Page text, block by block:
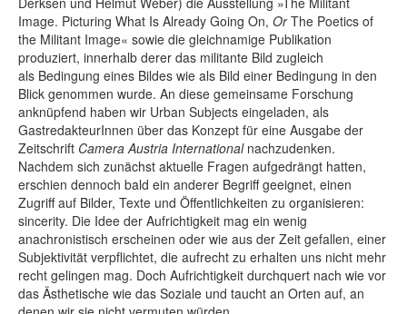
Image. Picturing What Is Already Going On, OrThe Poetics of
the Militant Image« sowie die gleichnamige Publikation
produziert, innerhalb derer das militante Bild zugleich
als Bedingung eines Bildes wie als Bild einer Bedingung in den
Blick genommen wurde. An diese gemeinsame Forschung
anknüpfend haben wir Urban Subjects eingeladen, als
GastredakteurInnen über das Konzept für eine Ausgabe der
Zeitschrift Camera Austria Internationalnachzudenken.
Nachdem sich zunächst aktuelle Fragen aufgedrängt hatten,
erschien dennoch bald ein anderer Begriff geeignet, einen
Zugriff auf Bilder, Texte und Öffentlichkeiten zu organisieren:
sincerity. Die Idee der Aufrichtigkeit mag ein wenig
anachronistisch erscheinen oder wie aus der Zeit gefallen, einer
Subjektivität verpflichtet, die aufrecht zu erhalten uns nicht mehr
recht gelingen mag. Doch Aufrichtigkeit durchquert nach wie vor
das Ästhetische wie das Soziale und taucht an Orten auf, an